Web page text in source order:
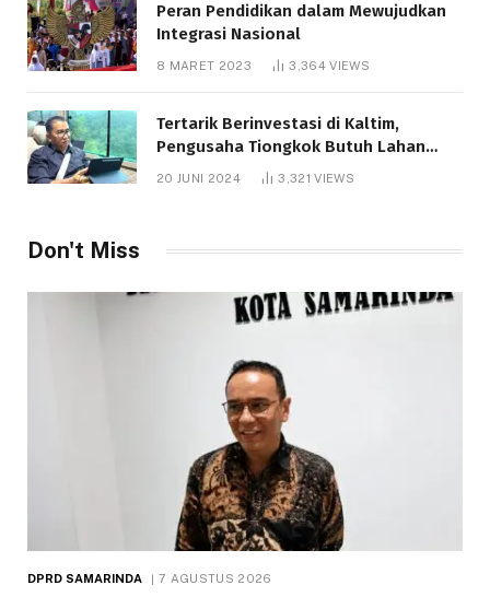
Peran Pendidikan dalam Mewujudkan
Integrasi Nasional
8 MARET 2023 3,364VIEWS
Tertarik Berinvestasi di Kaltim,
Pengusaha Tiongkok Butuh Lahan
1.000 Hektare
20 JUNI 2024 3,321VIEWS
Don't Miss
DPRD SAMARINDA 7 AGUSTUS 2026